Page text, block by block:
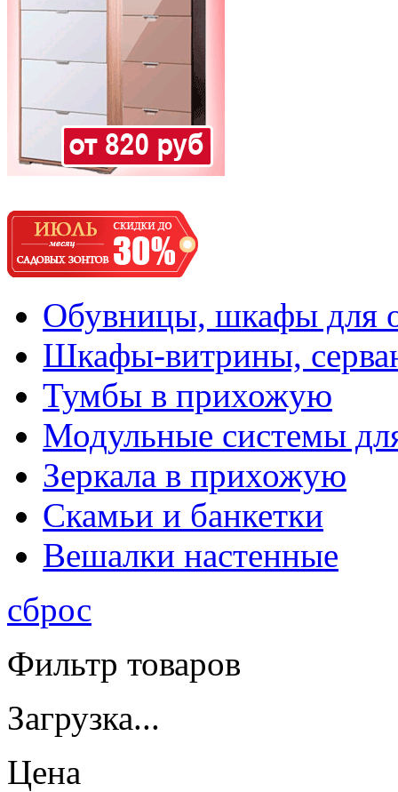
Обувницы, шкафы для
Шкафы-витрины,
Тумбы в прихожую
Модульные системы
Зеркала в прихожую
Скамьи и банкетки
Вешалки настенные
сброс
Фильтр товаров
Загрузка...
Цена